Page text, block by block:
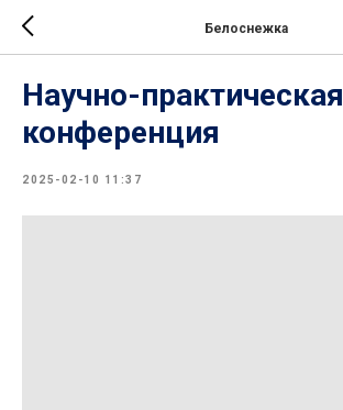
Белоснежка
Научно-практическая
конференция
2025-02-10 11:37